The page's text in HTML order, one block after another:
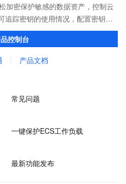
加密保护敏感的数据资产，控制云
追踪密钥的使用情况，配置密钥自
机所具备的中国国家密码管理局或
合规需求。
控制台
产品文档
常见问题
一键保护ECS工作负载
最新功能发布